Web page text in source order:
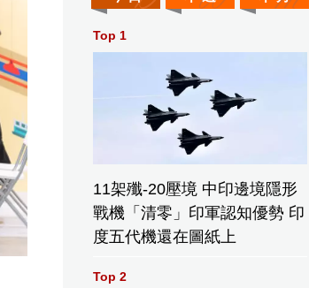
Top 1
11架殲-20壓境 中印邊境隱形
戰機「清零」印軍認知優勢 印
度五代機還在圖紙上
Top 2